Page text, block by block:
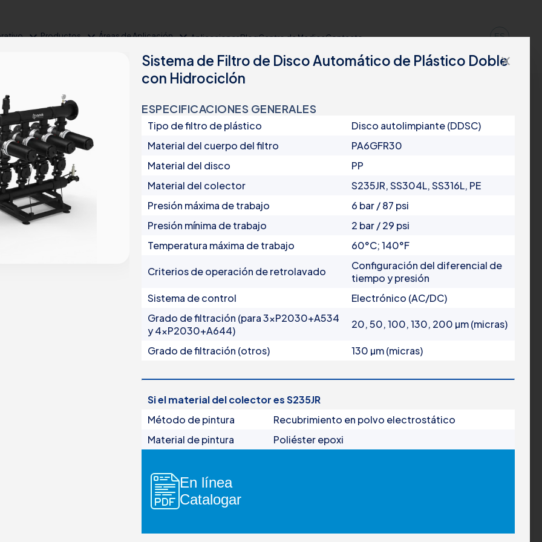
expand_moreProductosexpand_moreÁreas de Aplicaciónexpand_moreAplicacionesBlogCentro de MediosContacto ES
close
Sistema de Filtro de Disco Automático de Plástico Doble
con Hidrociclón
ESPECIFICACIONES GENERALES
Tipo de filtro de plástico
Disco autolimpiante (DDSC)
Material del cuerpo del filtro
PA6GFR30
Material del disco
PP
Material del colector
S235JR, SS304L, SS316L, PE
Presión máxima de trabajo
6 bar / 87 psi
Presión mínima de trabajo
2 bar / 29 psi
Temperatura máxima de trabajo
60°C; 140°F
Criterios de operación de retrolavado
Configuración del diferencial de
tiempo y presión
Sistema de control
Electrónico (AC/DC)
Grado de filtración (para 3xP2030+A534
y 4xP2030+A644)
20, 50, 100, 130, 200 µm (micras)
Grado de filtración (otros) 130 µm (micras)
Si el material del colector es S235JR
Método de pintura
Recubrimiento en polvo electrostático
Material de pintura
Poliéster epoxi
En línea
Catalogar
RIEGO
Filtros automáticos
Filtros semiautomáticos
Filtros de medios e hidrociclones
Filtros de protección de bombas
Equipos de fertilización
Sistemas
Válvulas
Accesorios